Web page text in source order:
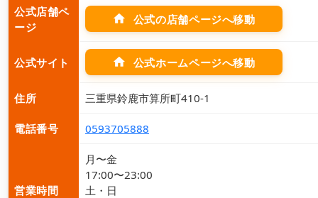
公式店舗ペ
ージ
home 公式の店舗ページへ移動
公式サイト home 公式ホームページへ移動
住所 三重県鈴鹿市算所町410-1
電話番号 0593705888
営業時間
月〜金
17:00〜23:00
土・日